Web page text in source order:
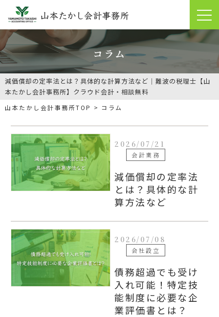
コラム
減価償却の定率法とは？具体的な計算方法など｜難波の税理士【山
本たかし会計事務所】クラウド会計・相談無料
山本たかし会計事務所TOP コラム
2026/07/21
会計業務
減価償却の定率法
とは？具体的な計
算方法など
2026/07/08
会社設立
債務超過でも受け
入れ可能！特定技
能制度に必要な企
業評価書とは？